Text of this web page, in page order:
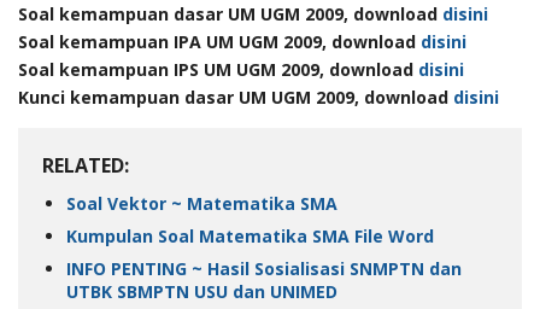
Soal kemampuan dasar UM UGM 2009, download disini
Soal kemampuan IPA UM UGM 2009, download disini
Soal kemampuan IPS UM UGM 2009, download disini
Kunci kemampuan dasar UM UGM 2009, download disini
RELATED:
Soal Vektor ~ Matematika SMA
Kumpulan Soal Matematika SMA File Word
INFO PENTING ~ Hasil Sosialisasi SNMPTN dan
UTBK SBMPTN USU dan UNIMED